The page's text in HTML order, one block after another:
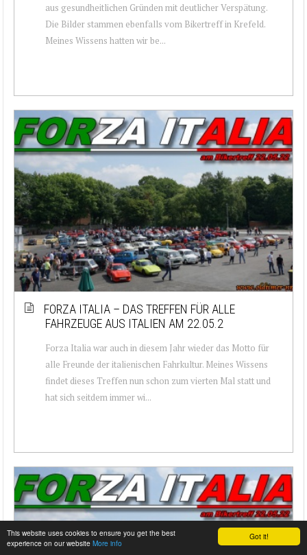
Got it!
This website uses cookies to ensure you get the best
experience on our website More info
aus gesundheitlichen Gründen mit deutlicher Verspätung.
Die Bilder stammen ebenfalls vom Bikertreff in Krefeld.
Meines Wissens hatten wir be...
FORZA ITALIA – DAS TREFFEN FÜR ALLE
FAHRZEUGE AUS ITALIEN AM 22.05.2
Forza Italia war auch in diesem Jahr wieder das Motto für
alle Freunde der italienischen Fahrkultur. Meines Wissens
findet dieses Treffen nun schon zum vierten Mal statt und
hat sich seitdem immer wi...